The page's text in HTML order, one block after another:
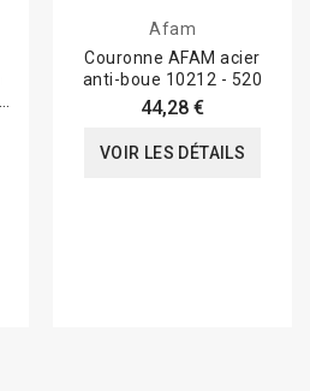
Afam
Couronne AFAM acier
anti-boue 10212 - 520
44,28 €
VOIR LES DÉTAILS